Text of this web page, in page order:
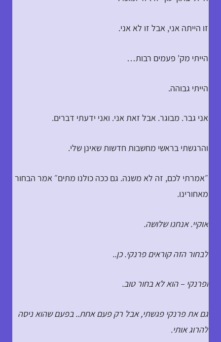
זו הייתה אני, אבל זו לא אני.
הייתי מק' פעמים רבות…
הייתי גבוהה.
אני גבר. מבוגר. אבל זאת אני. ואני ידעתי דברים.
והרגשתי בראשי מחשבות חדשות שאינן שלי.
״אמרתי לכם, זה לא משנה. גם ככה כולנו מתים״ אמר הבחור
מאחורינו.
אוקיי. אנחנו שלושה.
לבחור הזה קוראים פרנקי. כן..
ופרנקי – הוא לא בחור טוב.
גם את פרנקי פגשתי, אבל רק פעם אחת.. בפעם שהוא ניסה
להרוג אותי.